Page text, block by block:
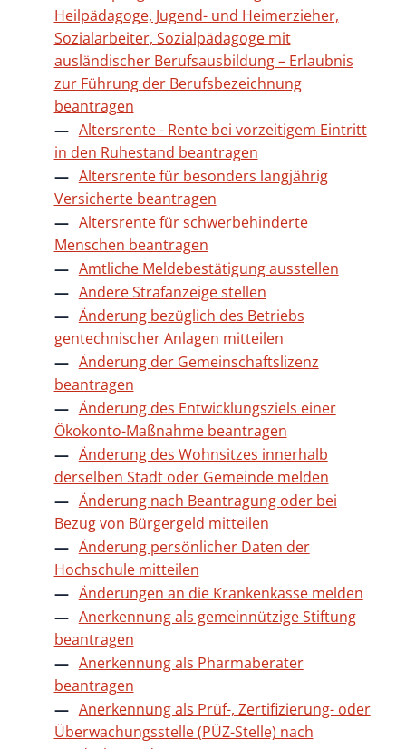
Heilpädagoge, Jugend- und Heimerzieher,
Sozialarbeiter, Sozialpädagoge mit
ausländischer Berufsausbildung – Erlaubnis
zur Führung der Berufsbezeichnung
beantragen
Altersrente - Rente bei vorzeitigem Eintritt
in den Ruhestand beantragen
Altersrente für besonders langjährig
Versicherte beantragen
Altersrente für schwerbehinderte
Menschen beantragen
Amtliche Meldebestätigung ausstellen
Andere Strafanzeige stellen
Änderung bezüglich des Betriebs
gentechnischer Anlagen mitteilen
Änderung der Gemeinschaftslizenz
beantragen
Änderung des Entwicklungsziels einer
Ökokonto-Maßnahme beantragen
Änderung des Wohnsitzes innerhalb
derselben Stadt oder Gemeinde melden
Änderung nach Beantragung oder bei
Bezug von Bürgergeld mitteilen
Änderung persönlicher Daten der
Hochschule mitteilen
Änderungen an die Krankenkasse melden
Anerkennung als gemeinnützige Stiftung
beantragen
Anerkennung als Pharmaberater
beantragen
Anerkennung als Prüf-, Zertifizierung- oder
Überwachungsstelle (PÜZ-Stelle) nach